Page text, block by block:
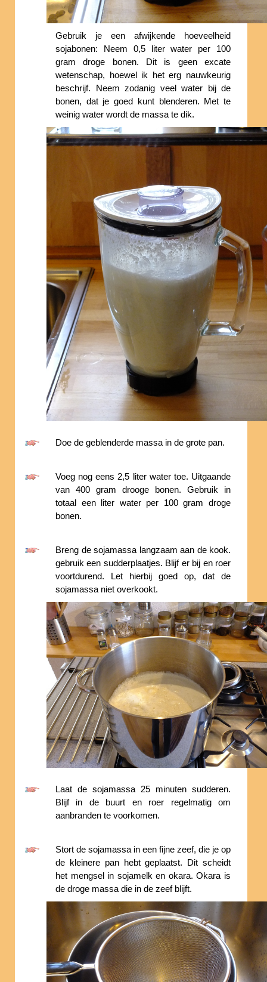
Gebruik je een afwijkende hoeveelheid
sojabonen: Neem 0,5 liter water per 100
gram droge bonen. Dit is geen excate
wetenschap, hoewel ik het erg nauwkeurig
beschrijf. Neem zodanig veel water bij de
bonen, dat je goed kunt blenderen. Met te
weinig water wordt de massa te dik.
Doe de geblenderde massa in de grote pan.
Voeg nog eens 2,5 liter water toe. Uitgaande
van 400 gram drooge bonen. Gebruik in
totaal een liter water per 100 gram droge
bonen.
Breng de sojamassa langzaam aan de kook.
gebruik een sudderplaatjes. Blijf er bij en roer
voortdurend. Let hierbij goed op, dat de
sojamassa niet overkookt.
Laat de sojamassa 25 minuten sudderen.
Blijf in de buurt en roer regelmatig om
aanbranden te voorkomen.
Stort de sojamassa in een fijne zeef, die je op
de kleinere pan hebt geplaatst. Dit scheidt
het mengsel in sojamelk en okara. Okara is
de droge massa die in de zeef blijft.